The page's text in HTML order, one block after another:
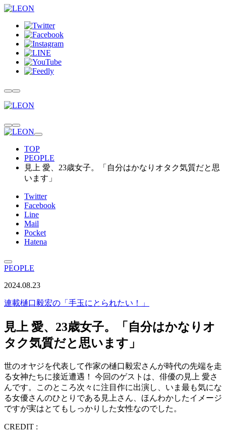
TOP
PEOPLE
見上 愛、23歳女子。「自分はかなりオタク気質だと思
います」
Twitter
Facebook
Line
Mail
Pocket
Hatena
PEOPLE
2024.08.23
連載樋口毅宏の「手玉にとられたい！」
見上 愛、23歳女子。「自分はかなりオ
タク気質だと思います」
世のオヤジを代表して作家の樋口毅宏さんが時代の先端を走
る女神たちに接近遭遇！ 今回のゲストは、俳優の見上 愛さ
んです。このところ次々に注目作に出演し、いま最も気にな
る女優さんのひとりである見上さん、ほんわかしたイメージ
ですが実はとてもしっかりした女性なのでした。
CREDIT :